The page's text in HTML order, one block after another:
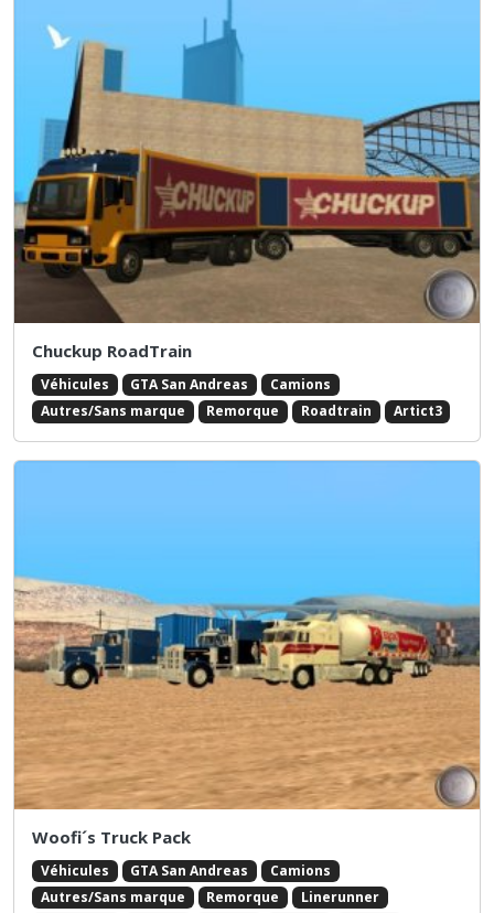
Chuckup RoadTrain
Véhicules GTA San Andreas
Camions
Autres/Sans marque
Remorque Roadtrain Artict3
Woofi´s Truck Pack
Véhicules GTA San Andreas
Camions
Autres/Sans marque
Remorque
Linerunner